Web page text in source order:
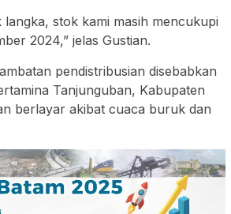
langka, stok kami masih mencukupi
2024,” jelas Gustian.
pendistribusian disebabkan
Tanjunguban, Kabupaten
berlayar akibat cuaca buruk dan